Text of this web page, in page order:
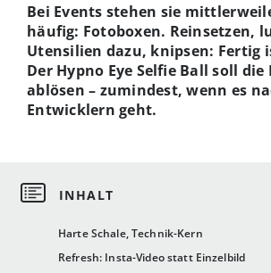
Harte Schale, Technik-Kern
Refresh: Insta-Video statt Einzelbild
Bei Events stehen sie
häufig: Fotoboxen. Reinsetzen,
Utensilien dazu, knipsen: Fertig
Der Hypno Eye Selfie Ball soll die
ablösen – zumindest, wenn es
Entwicklern geht.